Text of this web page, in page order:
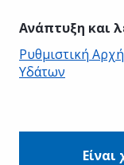
Ανάπτυξη και
Ρυθμιστική
Υδάτων